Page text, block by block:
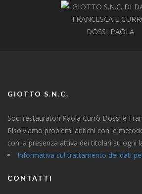
GIOTTO S.N.C.
Soci restauratori Paola Currò Dossi e
Risolviamo problemi antichi con le
con la presenza attiva dei titolari su ogni
Informativa sul trattamento dei dati
CONTATTI